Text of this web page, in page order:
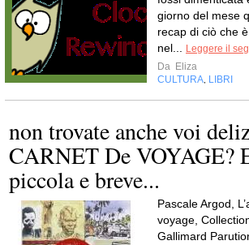
giorno del mese
recap di ciò che
nel...
Leggere il
Da Eliza
CULTURA LIBRI
non trovate anche voi
CARNET De VOYAGE?
piccola e breve...
Pascale Argod,
voyage,
Gallimard